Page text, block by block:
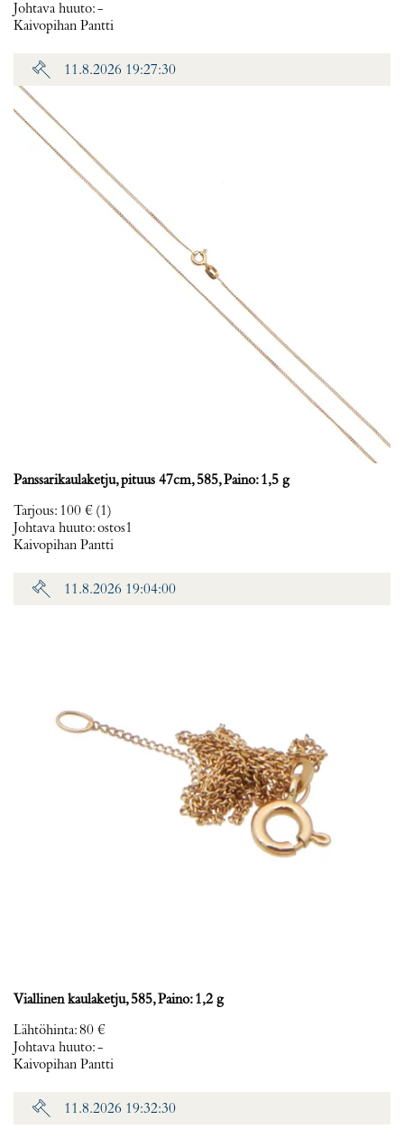
Johtava huuto:-
Kaivopihan Pantti
11.8.2026 19:27:30
Panssarikaulaketju, pituus 47cm, 585, Paino: 1,5 g
Tarjous: 100 € (1)
Johtava huuto:ostos1
Kaivopihan Pantti
11.8.2026 19:04:00
Viallinen kaulaketju, 585, Paino: 1,2 g
Lähtöhinta:80 €
Johtava huuto:-
Kaivopihan Pantti
11.8.2026 19:32:30